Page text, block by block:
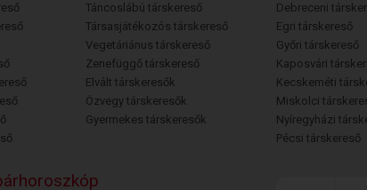
Táncoslábú társkereső
Társasjátékozós társkereső
Vegetáriánus társkereső
Zenefüggő társkereső
Elvált társkeresők
Özvegy társkeresők
Gyermekes társkeresők
Debreceni
Egri társkereső
Győri társkereső
Kaposvári
Kecskeméti
Miskolci
Nyíregyházi
Pécsi társkereső